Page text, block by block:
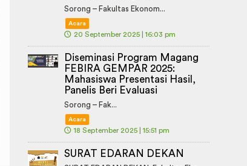
Sorong – Fakultas Ekonom...
Acara
🕔 20 September 2025 | 16:03 pm
Diseminasi Program Magang
FEBIRA GEMPAR 2025:
Mahasiswa Presentasi Hasil,
Panelis Beri Evaluasi
Sorong – Fak...
Acara
🕔 18 September 2025 | 15:51 pm
SURAT EDARAN DEKAN